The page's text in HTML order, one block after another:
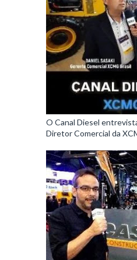
O Canal Diesel
Diretor Comercial da